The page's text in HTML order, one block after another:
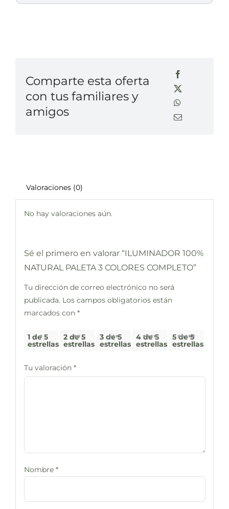
Comparte esta oferta
con tus familiares y
amigos
Valoraciones (0)
No hay valoraciones aún.
Sé el primero en valorar “ILUMINADOR 100%
NATURAL PALETA 3 COLORES COMPLETO”
Tu dirección de correo electrónico no será
publicada. Los campos obligatorios están
marcados con *
1 de 5
estrellas
2 de 5
estrellas
3 de 5
estrellas
4 de 5
estrellas
5 de 5
estrellas
Tu valoración *
Nombre *